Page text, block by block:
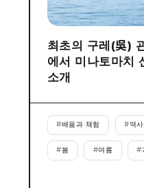
최초의 구레(吳)
에서 미나토마치
소개
#배움과 체험 #역
#봄 #여름 #